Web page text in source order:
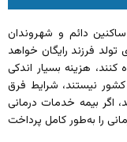
دائم و شهروندان
تولد فرزند رایگان خواهد
هزینه بسیار اندکی
نیستند، شرایط فرق
اگر بیمه خدمات درمانی
را به‌طور کامل پرداخت